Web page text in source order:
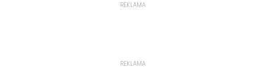
REKLAMA
REKLAMA